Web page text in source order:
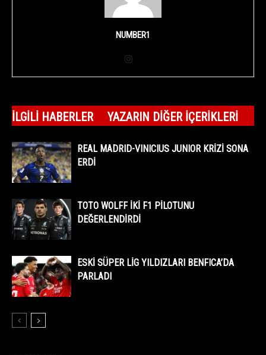
NUMBER1
İLGILI HABERLER YAZARIN DIĞER İÇERIKLERI
REAL MADRID-VINICIUS JUNIOR KRİZİ SONA
ERDİ
TOTO WOLFF İKİ F1 PİLOTUNU
DEĞERLENDİRDİ
ESKİ SÜPER LİG YILDIZLARI BENFICA’DA
PARLADI